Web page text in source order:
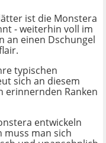
ist die Monstera
- weiterhin voll im
an einen Dschungel
typischen
sich an diesem
erinnernden Ranken
entwickeln
muss man sich